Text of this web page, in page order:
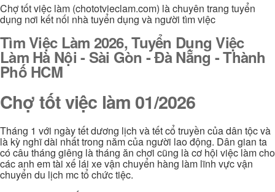
Chợ tốt việc làm (chototvieclam.com) là chuyên trang tuyển
dụng nơi kết nối nhà tuyển dụng và người tìm việc
Tìm Việc Làm 2026, Tuyển Dụng Việc
Làm Hà Nội - Sài Gòn - Đà Nẵng - Thành
Phố HCM
Chợ tốt việc làm 01/2026
Tháng 1 với ngày tết dương lịch và tết cổ truyền của dân tộc và
là kỳ nghĩ dài nhất trong năm của người lao động. Dân gian ta
có câu tháng giêng là tháng ăn chơi cũng là cơ hội việc làm cho
các anh em tài xế lái xe vận chuyển hàng làm lĩnh vực vận
chuyển du lịch mc tổ chức tiệc.